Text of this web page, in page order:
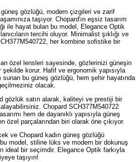
gözlüğü, modern çizgileri ve zarif
taşıyor. Chopard'ın eşsiz tasarım
ile hayat bulan bu model, Elegance Optik
tercihi oluyor. Minimalist şıklığı ve
her kombine sofistike bir
özel lensleri sayesinde, gözlerinizi güneşin
şekilde korur. Hafif ve ergonomik yapısıyla
sunan bu güneş gözlüğü, hem şehir hayatında
olacak.
gözlük satın alarak, kaliteyi ve prestiji bir
Chopard SCH377M540722
hem de dayanıklı yapısıyla güneş
özel parçalarından biri olarak öne çıkıyor.
ve Chopard kadın güneş gözlüğü
model, stiline lüks ve modern bir dokunuş
ideal bir seçimdir. Elegance Optik farkıyla
taşıyın!